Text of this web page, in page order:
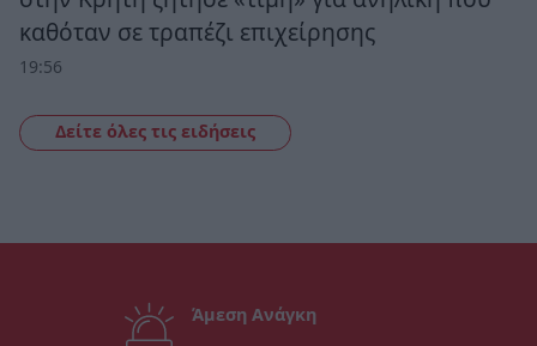
καθόταν σε τραπέζι επιχείρησης
19:56
Δείτε όλες τις ειδήσεις
Άμεση Ανάγκη